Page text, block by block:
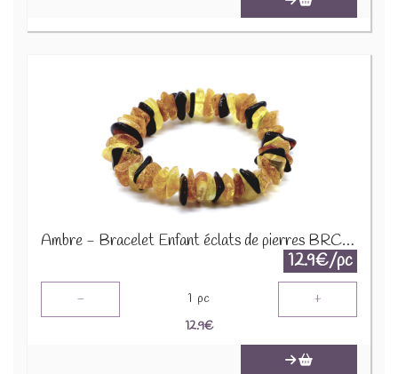
Ambre - Bracelet Enfant éclats de pierres BRC-AMBK
12.9€/pc
- 1 pc +
12.9€